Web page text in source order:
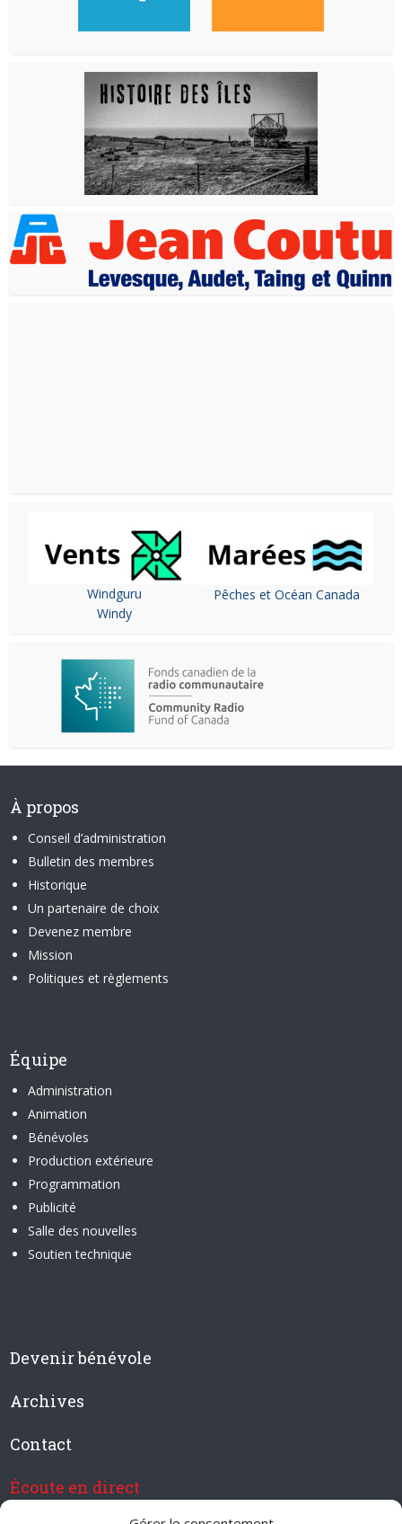
Windguru
Windy
Pêches et Océan Canada
À propos
Conseil d’administration
Bulletin des membres
Historique
Un partenaire de choix
Devenez membre
Mission
Politiques et règlements
Équipe
Administration
Animation
Bénévoles
Production extérieure
Programmation
Publicité
Salle des nouvelles
Soutien technique
Devenir bénévole
Archives
Contact
Écoute en direct